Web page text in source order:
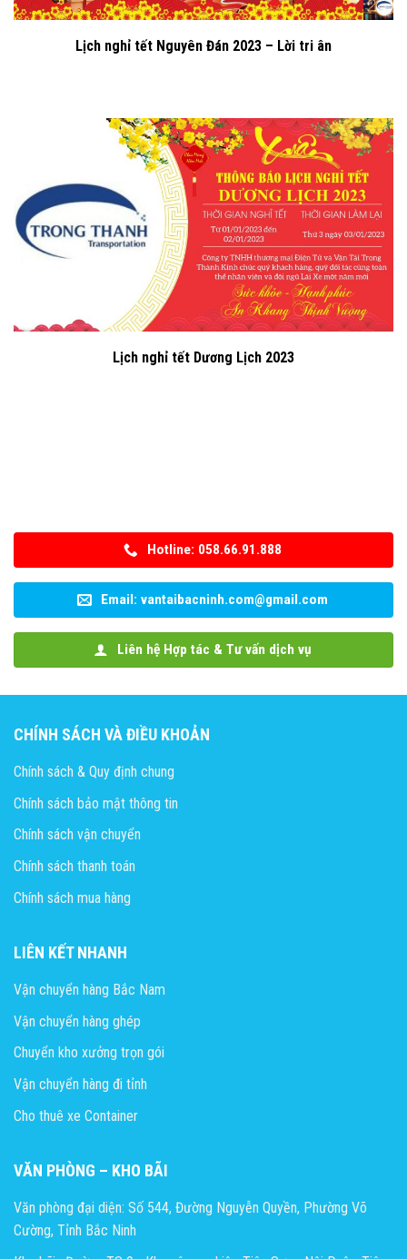
Lịch nghỉ tết Nguyên Đán 2023 – Lời tri ân
Lịch nghỉ tết Dương Lịch 2023
Hotline: 058.66.91.888
Email: vantaibacninh.com@gmail.com
Liên hệ Hợp tác & Tư vấn dịch vụ
CHÍNH SÁCH VÀ ĐIỀU KHOẢN
Chính sách & Quy định chung
Chính sách bảo mật thông tin
Chính sách vận chuyển
Chính sách thanh toán
Chính sách mua hàng
LIÊN KẾT NHANH
Vận chuyển hàng Bắc Nam
Vận chuyển hàng ghép
Chuyển kho xưởng trọn gói
Vận chuyển hàng đi tỉnh
Cho thuê xe Container
VĂN PHÒNG – KHO BÃI
Văn phòng đại diện: Số 544, Đường Nguyễn Quyền, Phường Võ
Cường, Tỉnh Bắc Ninh